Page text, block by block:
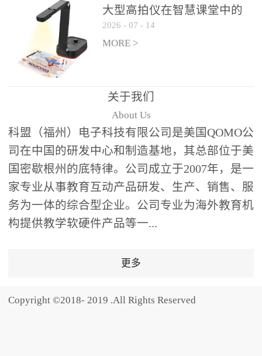
热情QVote 提供了丰富的
互动功能矩阵，满足不同
学科、不同教学目标的互
动需求：即时答题：支持
单选题、多选题、判断题
等基础题型，学生通过答
题器快速响应，系统实时
统计答题数据并生成可视
化图表，让教师瞬间掌握
学生知识掌握情况。主观
反馈：包含简答题、观点
阐述等开放式互动，鼓励
学生自由表达思考过程，
培养批判性思维与表达能
功能增加课堂趣味性，同
大型高拍仪在智慧课堂中的
实际应用
2026 - 07 - 14
MORE >
关于我们
About Us
科盟（福州）电子科技有限公司是美国QOMO公
司在中国的研发中心和制造基地，其总部位于美
国密歇根州的底特律。公司成立于2007年，是一
家专业从事教育互动产品研发、生产、销售、服
务为一体的综合型企业。公司专业为海外教育机
构提供教学软硬件产品等一...
更多
Copyright ©2018- 2019 .All Rights Reserved